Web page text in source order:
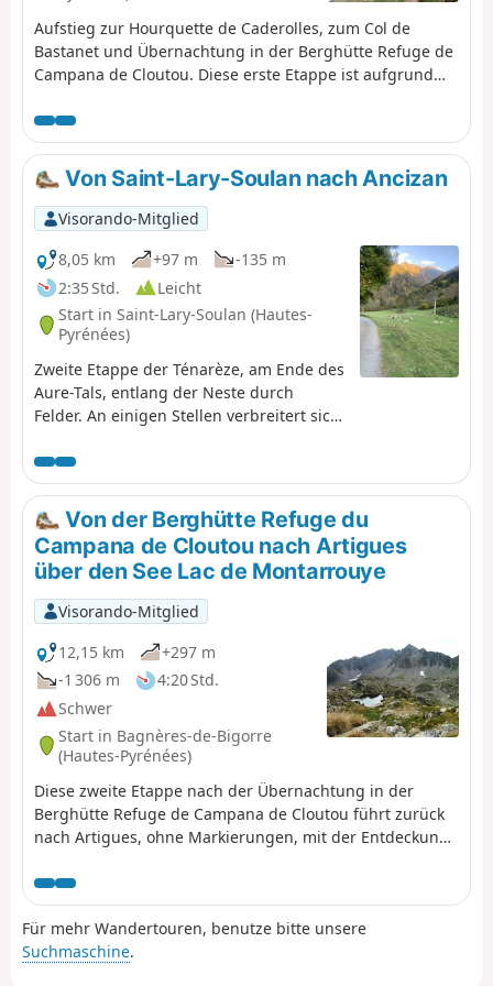
Aufstieg zur Hourquette de Caderolles, zum Col de
Bastanet und Übernachtung in der Berghütte Refuge de
Campana de Cloutou. Diese erste Etappe ist aufgrund
Von Saint-Lary-Soulan nach Ancizan
Visorando-Mitglied
8,05 km
+97 m
-135 m
2:35 Std.
Leicht
Start in Saint-Lary-Soulan (Hautes-
Pyrénées)
Zweite Etappe der Ténarèze, am Ende des
Aure-Tals, entlang der Neste durch
Felder. An einigen Stellen verbreitert sich
Triftwegs erkennen, insbesondere in der
Nähe der Fußgängerbrücke von La
Nourde. Friedliche Strecke, die durch
mehrere kleine ländliche Dörfer führt, die
auf einer Ebene liegen, die sich ideal zum
Ausruhen der Herden vor dem Aufstieg in
die Sommerweiden eignet.
Von der Berghütte Refuge du
Campana de Cloutou nach Artigues
über den See Lac de Montarrouye
Visorando-Mitglied
12,15 km
+297 m
-1 306 m
4:20 Std.
Schwer
Start in Bagnères-de-Bigorre
(Hautes-Pyrénées)
Diese zweite Etappe nach der Übernachtung in der
Berghütte Refuge de Campana de Cloutou führt zurück
nach Artigues, ohne Markierungen, mit der Entdeckung
wird als schwierig eingestuft, da man sich gut
orientieren können muss.
Für mehr Wandertouren, benutze bitte unsere
Suchmaschine.